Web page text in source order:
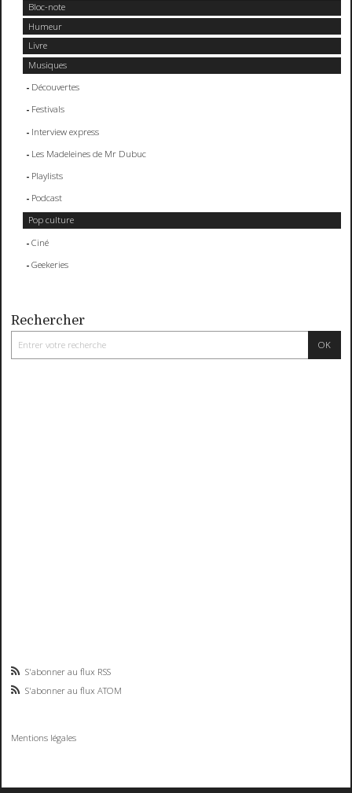
Bloc-note
Humeur
Livre
Musiques
Découvertes
Festivals
Interview express
Les Madeleines de Mr Dubuc
Playlists
Podcast
Pop culture
Ciné
Geekeries
Rechercher
S'abonner au flux RSS
S'abonner au flux ATOM
Mentions légales